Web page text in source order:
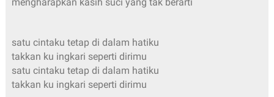
satu cintaku tetap di dalam hatiku
takkan ku ingkari seperti dirimu
satu cintaku tetap di dalam hatiku
takkan ku ingkari seperti dirimu